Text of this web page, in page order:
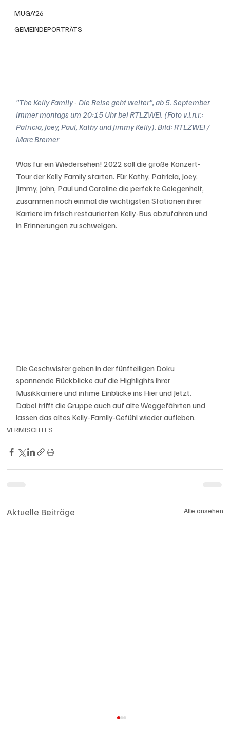
MUGA'26
GEMEINDEPORTRÄTS
"The Kelly Family - Die Reise geht weiter", ab 5. September
immer montags um 20:15 Uhr bei RTLZWEI. (Foto v.l.n.r.:
Patricia, Joey, Paul, Kathy und Jimmy Kelly). Bild: RTLZWEI /
Marc Bremer
Was für ein Wiedersehen! 2022 soll die große Konzert-
Tour der Kelly Family starten. Für Kathy, Patricia, Joey,
Jimmy, John, Paul und Caroline die perfekte Gelegenheit,
zusammen noch einmal die wichtigsten Stationen ihrer
Karriere im frisch restaurierten Kelly-Bus abzufahren und
in Erinnerungen zu schwelgen.
Die Geschwister geben in der fünfteiligen Doku
spannende Rückblicke auf die Highlights ihrer
Musikkarriere und intime Einblicke ins Hier und Jetzt.
Dabei trifft die Gruppe auch auf alte Weggefährten und
lassen das altes Kelly-Family-Gefühl wieder aufleben.
VERMISCHTES
Aktuelle Beiträge Alle ansehen